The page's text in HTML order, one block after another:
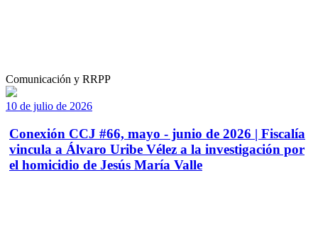
Comunicación y RRPP
10 de julio de 2026
Conexión CCJ #66, mayo - junio de 2026 | Fiscalía
vincula a Álvaro Uribe Vélez a la investigación por
el homicidio de Jesús María Valle